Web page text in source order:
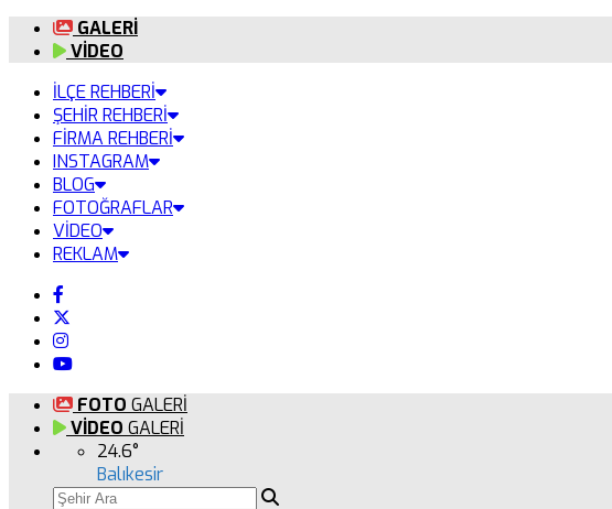
GALERİ
VİDEO
İLÇE REHBERİ
ŞEHİR REHBERİ
FİRMA REHBERİ
INSTAGRAM
BLOG
FOTOĞRAFLAR
VİDEO
REKLAM
FOTO GALERİ
VİDEO GALERİ
24.6°
Balıkesir